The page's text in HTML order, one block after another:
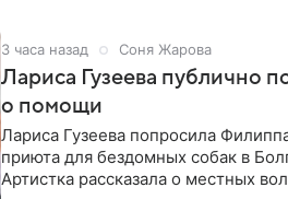
3 часа назад Соня Жарова
Лариса Гузеева публично
о помощи
Лариса Гузеева попросила
приюта для бездомных собак в
Артистка рассказала о местных